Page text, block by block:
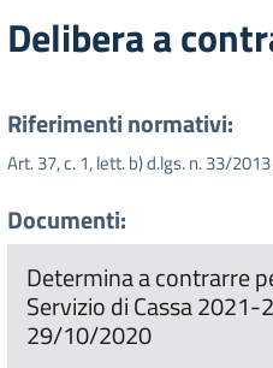
Delibera a
Riferimenti normativi:
Art. 37, c. 1, lett. b) d.lgs. n. 33/
Documenti:
Determina a contrarre
Servizio di Cassa 2021-
29/10/2020